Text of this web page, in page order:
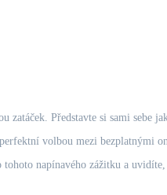
zatáček. Představte si sami sebe
volbou mezi bezplatnými
napínavého zážitku a